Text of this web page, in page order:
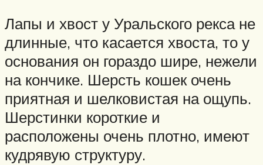
Лапы и хвост у Уральского рекса не
длинные, что касается хвоста, то у
основания он гораздо шире, нежели
на кончике. Шерсть кошек очень
приятная и шелковистая на ощупь.
Шерстинки короткие и
расположены очень плотно, имеют
кудрявую структуру.